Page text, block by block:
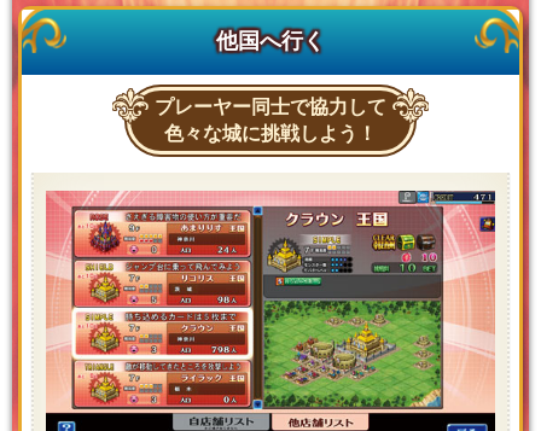
他国へ行く
プレーヤー同士で協力して
色々な城に挑戦しよう！